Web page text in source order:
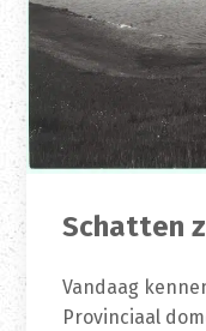
Schatten
Vandaag
Provinciaal